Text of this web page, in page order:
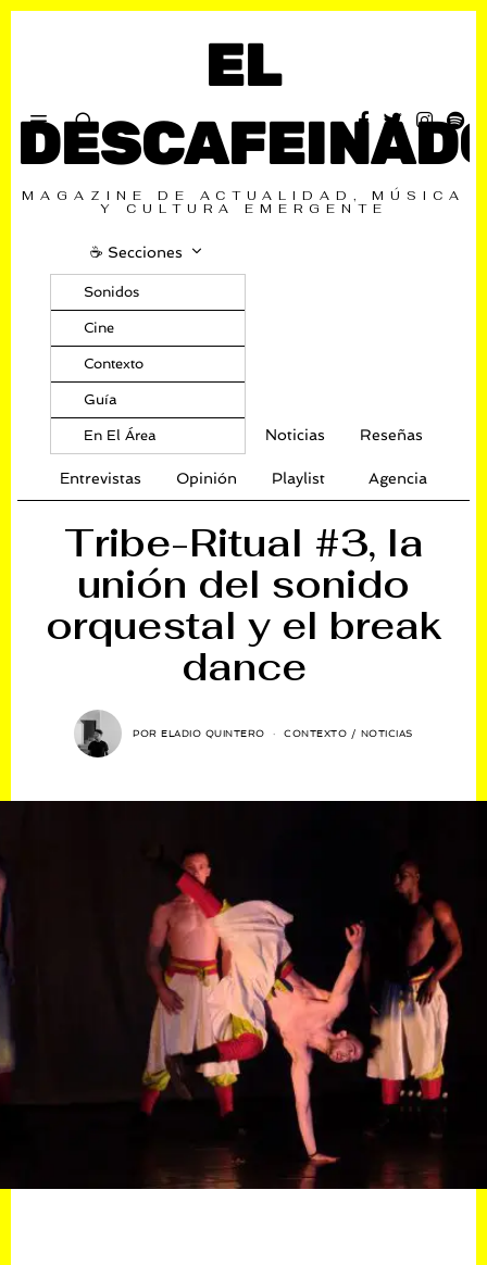
EL
MAGAZINE DE ACTUALIDAD, MÚSICA
Y CULTURA EMERGENTE
☕️ Secciones
Sonidos
Cine
Contexto
Guía
En El Área Noticias Reseñas
Entrevistas Opinión Playlist Agencia
Tribe-Ritual #3, la
unión del sonido
orquestal y el break
dance
PORELADIO QUINTERO CONTEXTO / NOTICIAS